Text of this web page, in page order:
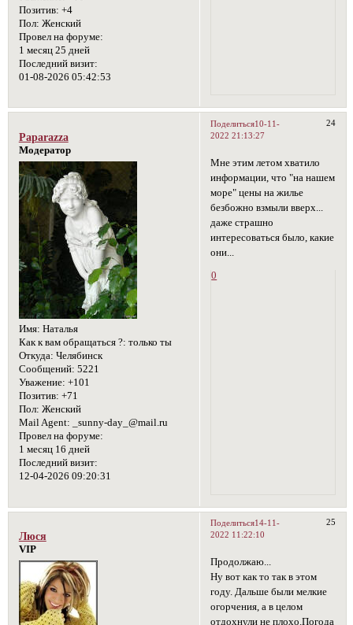
Позитив: +4
Пол: Женский
Провел на форуме:
1 месяц 25 дней
Последний визит:
01-08-2026 05:42:53
Поделиться 24
10-11-
2022 21:13:27
Paparazza
Модератор
Имя: Наталья
Как к вам обращаться ?: только ты
Откуда: Челябинск
Сообщений: 5221
Уважение: +101
Позитив: +71
Пол: Женский
Mail Agent: _sunny-day_@mail.ru
Провел на форуме:
1 месяц 16 дней
Последний визит:
12-04-2026 09:20:31
Мне этим летом хватило
информации, что "на нашем
море" цены на жилье
безбожно взмыли вверх...
даже страшно
интересоваться было, какие
они...
0
Поделиться 25
14-11-
2022 11:22:10
Люся
VIP
Продолжаю...
Ну вот как то так в этом
году. Дальше были мелкие
огорчения, а в целом
отдохнули не плохо.Погода